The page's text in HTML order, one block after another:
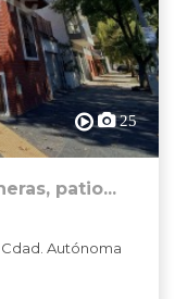
25
patio...
Autónoma